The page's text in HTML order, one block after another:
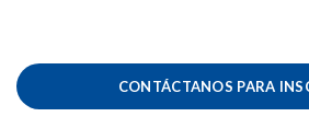
CONTÁCTANOS PARA